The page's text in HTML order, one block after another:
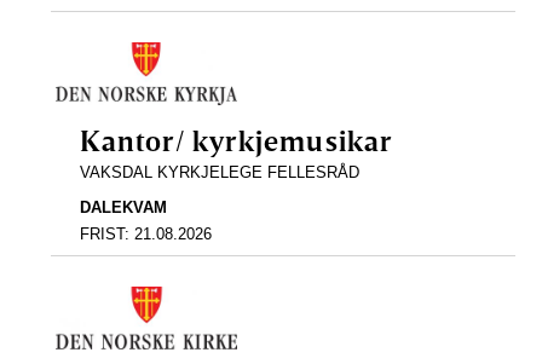
Kantor/ kyrkjemusikar
VAKSDAL KYRKJELEGE FELLESRÅD
DALEKVAM
FRIST: 21.08.2026